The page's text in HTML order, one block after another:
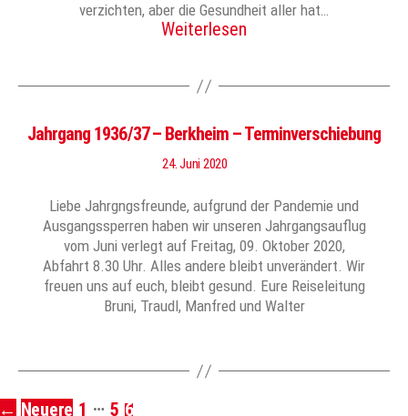
verzichten, aber die Gesundheit aller hat…
Weiterlesen
Jahrgang 1936/37 – Berkheim – Terminverschiebung
24. Juni 2020
Liebe Jahrgngsfreunde, aufgrund der Pandemie und
Ausgangssperren haben wir unseren Jahrgangsauflug
vom Juni verlegt auf Freitag, 09. Oktober 2020,
Abfahrt 8.30 Uhr. Alles andere bleibt unverändert. Wir
freuen uns auf euch, bleibt gesund. Eure Reiseleitung
Bruni, Traudl, Manfred und Walter
Neuere 1 … 5 6